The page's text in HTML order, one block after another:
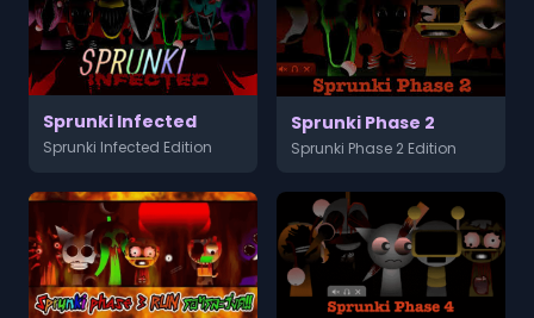
Sprunki Infected
Sprunki Infected Edition
Sprunki Phase 2
Sprunki Phase 2 Edition